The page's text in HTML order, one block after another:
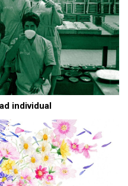
individual